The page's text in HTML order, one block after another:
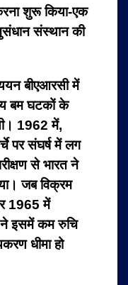
शुरू किया-एक
संस्थान की
बीएआरसी में
बम घटकों के
1962 में,
पर संघर्ष में लग
से भारत ने
जब विक्रम
1965 में
ने इसमें कम रुचि
धीमा हो